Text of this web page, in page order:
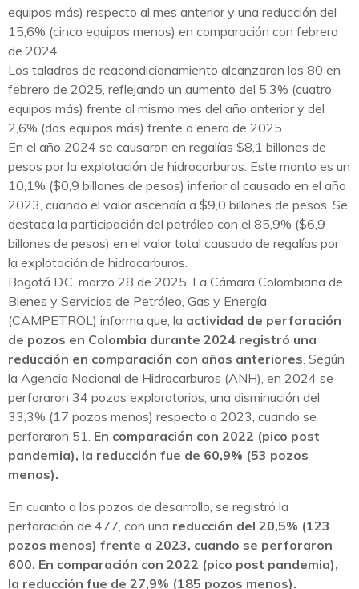
equipos más) respecto al mes anterior y una reducción del
15,6% (cinco equipos menos) en comparación con febrero
de 2024.
Los taladros de reacondicionamiento alcanzaron los 80 en
febrero de 2025, reflejando un aumento del 5,3% (cuatro
equipos más) frente al mismo mes del año anterior y del
2,6% (dos equipos más) frente a enero de 2025.
En el año 2024 se causaron en regalías $8,1 billones de
pesos por la explotación de hidrocarburos. Este monto es un
10,1% ($0,9 billones de pesos) inferior al causado en el año
2023, cuando el valor ascendía a $9,0 billones de pesos. Se
destaca la participación del petróleo con el 85,9% ($6,9
billones de pesos) en el valor total causado de regalías por
la explotación de hidrocarburos.
Bogotá D.C. marzo 28 de 2025. La Cámara Colombiana de
Bienes y Servicios de Petróleo, Gas y Energía
(CAMPETROL) informa que, la actividad de perforación
de pozos en Colombia durante 2024 registró una
reducción en comparación con años anteriores. Según
la Agencia Nacional de Hidrocarburos (ANH), en 2024 se
perforaron 34 pozos exploratorios, una disminución del
33,3% (17 pozos menos) respecto a 2023, cuando se
perforaron 51. En comparación con 2022 (pico post
pandemia), la reducción fue de 60,9% (53 pozos
menos).
En cuanto a los pozos de desarrollo, se registró la
perforación de 477, con una reducción del 20,5% (123
pozos menos) frente a 2023, cuando se perforaron
600. En comparación con 2022 (pico post pandemia),
la reducción fue de 27,9% (185 pozos menos).